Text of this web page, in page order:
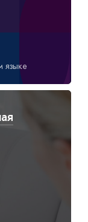
языке